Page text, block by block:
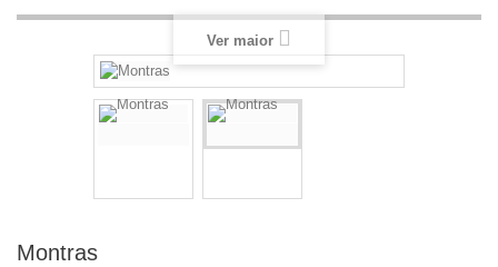
Ver maior
Montras